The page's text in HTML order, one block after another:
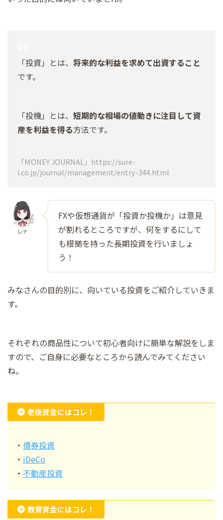
「投資」とは、 将来的な利益を求めて出資すること
です。
「投機」とは、 短期的な相場の値動きに注目して資
産を利益を得る方法です。
「MONEY JOURNAL」https://sure-
i.co.jp/journal/management/entry-344.html
レナ
FXや仮想通貨が「投資か投機か」は意見
が割れるところですが、何をするにして
も根拠を持った長期投資を行いましょ
う！
みなさんの目的別に、向いている投資をご紹介していきま
す。
それぞれの商品性について初心者向けに簡単な解説をしま
すので、ご自身に必要なところから読んでみてください
ね。
老後資金にはコレ！
・ 債券投資
・ iDeCo
・ 不動産投資
教育資金にはコレ！